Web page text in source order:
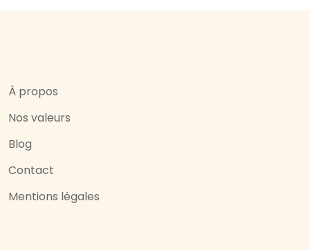
À propos
Nos valeurs
Blog
Contact
Mentions légales